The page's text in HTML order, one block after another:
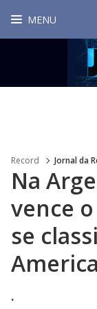
MENU
Record Jornal da
Na
vence
se
.